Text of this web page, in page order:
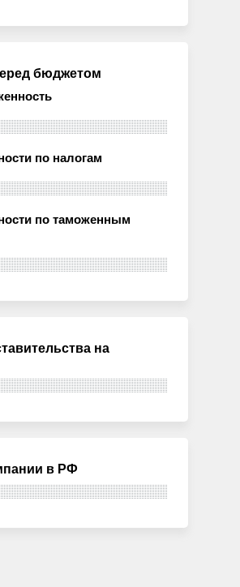
бюджетом
по налогам
по таможенным
на
в РФ